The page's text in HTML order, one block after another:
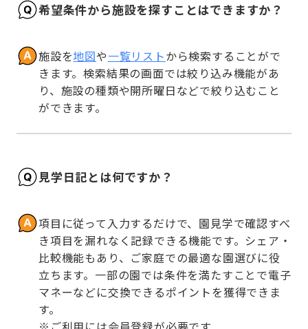
希望条件から施設を探すことはできますか？
施設を地図や一覧リストから検索することがで
きます。検索結果の画面では絞り込み機能があ
り、施設の種類や開所曜日などで絞り込むこと
ができます。
見学日記とは何ですか？
項目に従って入力するだけで、園見学で確認すべ
き項目を漏れなく記録できる機能です。シェア・
比較機能もあり、ご家庭での最適な園選びに役
立ちます。一部の園では条件を満たすことで電子
マネーなどに交換できるポイントを獲得できま
す。